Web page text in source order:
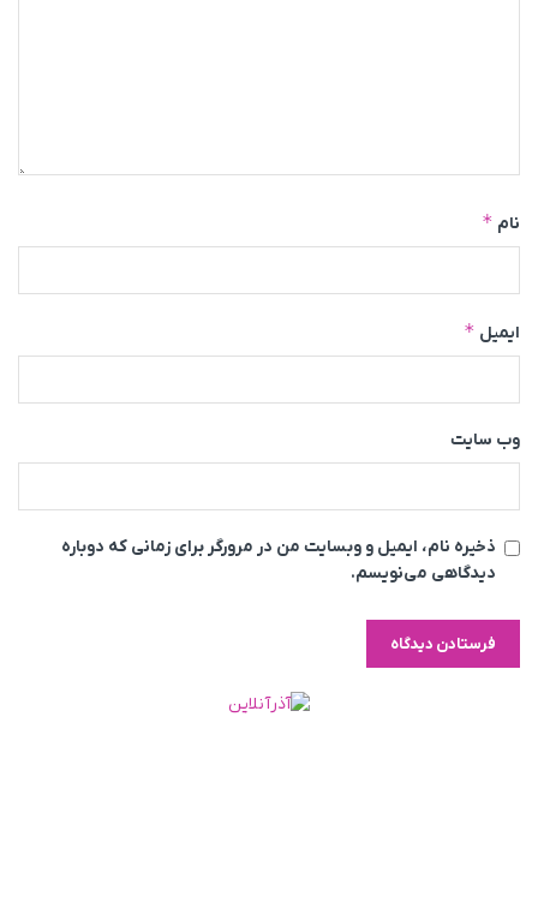
نام *
ایمیل *
وب‌ سایت
ذخیره نام، ایمیل و وبسایت من در مرورگر برای زمانی که دوباره
دیدگاهی می‌نویسم.